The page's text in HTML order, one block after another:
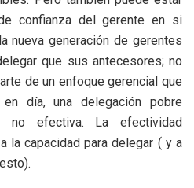
confianza del gerente en si
nueva generación de gerentes
que sus antecesores; no
de un enfoque gerencial que
día, una delegación pobre
no efectiva. La efectividad
la capacidad para delegar ( y a